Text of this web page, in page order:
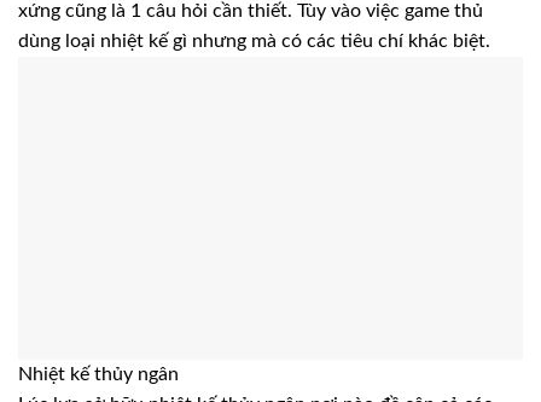
xứng cũng là 1 câu hỏi cần thiết. Tùy vào việc game thủ
dùng loại nhiệt kế gì nhưng mà có các tiêu chí khác biệt.
Nhiệt kế thủy ngân